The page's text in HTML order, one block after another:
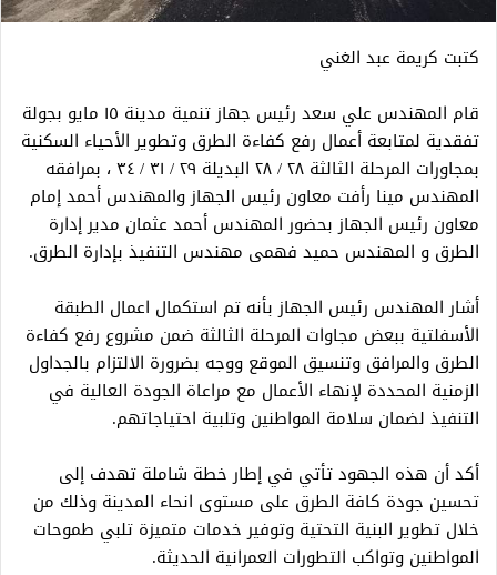
كتبت كريمة عبد الغني
قام المهندس علي سعد رئيس جهاز تنمية مدينة ١٥ مايو بجولة
تفقدية لمتابعة أعمال رفع كفاءة الطرق وتطوير الأحياء السكنية
بمجاورات المرحلة الثالثة ٢٨ / ٢٨ البديلة ٢٩ / ٣١ / ٣٤ ، بمرافقه
المهندس مينا رأفت معاون رئيس الجهاز والمهندس أحمد إمام
معاون رئيس الجهاز بحضور المهندس أحمد عثمان مدير إدارة
الطرق و المهندس حميد فهمى مهندس التنفيذ بإدارة الطرق.
أشار المهندس رئيس الجهاز بأنه تم استكمال اعمال الطبقة
الأسفلتية ببعض مجاوات المرحلة الثالثة ضمن مشروع رفع كفاءة
الطرق والمرافق وتنسيق الموقع ووجه بضرورة الالتزام بالجداول
الزمنية المحددة لإنهاء الأعمال مع مراعاة الجودة العالية في
التنفيذ لضمان سلامة المواطنين وتلبية احتياجاتهم.
أكد أن هذه الجهود تأتي في إطار خطة شاملة تهدف إلى
تحسين جودة كافة الطرق على مستوى انحاء المدينة وذلك من
خلال تطوير البنية التحتية وتوفير خدمات متميزة تلبي طموحات
المواطنين وتواكب التطورات العمرانية الحديثة.